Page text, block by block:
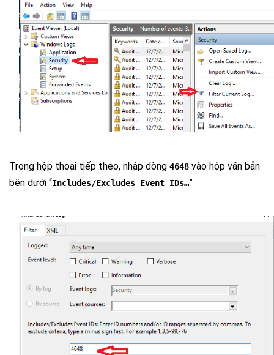
Trong hộp thoại tiếp theo, nhập dòng 4648 vào hộp văn bản
bên dưới “Includes/Excludes Event IDs…”